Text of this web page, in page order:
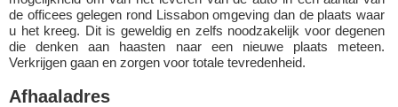
de officees gelegen rond Lissabon omgeving dan de plaats waar
u het kreeg. Dit is geweldig en zelfs noodzakelijk voor degenen
die denken aan haasten naar een nieuwe plaats meteen.
Verkrijgen gaan en zorgen voor totale tevredenheid.
Afhaaladres